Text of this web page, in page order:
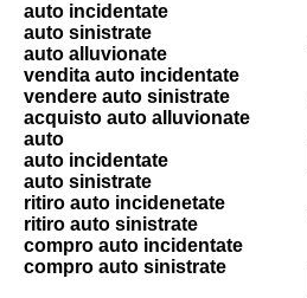
auto incidentate
auto sinistrate
auto alluvionate
vendita auto incidentate
vendere auto sinistrate
acquisto auto alluvionate
auto
auto incidentate
auto sinistrate
ritiro auto incidenetate
ritiro auto sinistrate
compro auto incidentate
compro auto sinistrate